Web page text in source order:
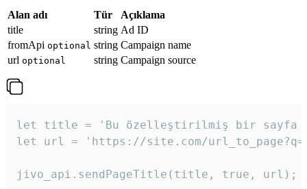
Alan adı Tür
Açıklama
title
string Ad ID
fromApi optional string Campaign name
url optional string Campaign source
let title = 'Bu özelleştirilmiş bir sayfa
let url = 'https://site.com/
jivo_api.sendPageTitle(title, true, url);